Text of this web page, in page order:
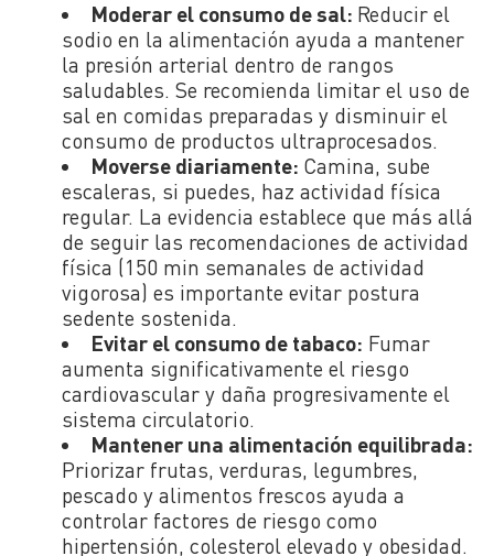
Moderar el consumo de sal: Reducir el
sodio en la alimentación ayuda a mantener
la presión arterial dentro de rangos
saludables. Se recomienda limitar el uso de
sal en comidas preparadas y disminuir el
consumo de productos ultraprocesados.
Moverse diariamente: Camina, sube
escaleras, si puedes, haz actividad física
regular. La evidencia establece que más allá
de seguir las recomendaciones de actividad
física (150 min semanales de actividad
vigorosa) es importante evitar postura
sedente sostenida.
Evitar el consumo de tabaco: Fumar
aumenta significativamente el riesgo
cardiovascular y daña progresivamente el
sistema circulatorio.
Mantener una alimentación equilibrada:
Priorizar frutas, verduras, legumbres,
pescado y alimentos frescos ayuda a
controlar factores de riesgo como
hipertensión, colesterol elevado y obesidad.